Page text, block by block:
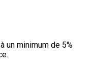
un minimum de 5%